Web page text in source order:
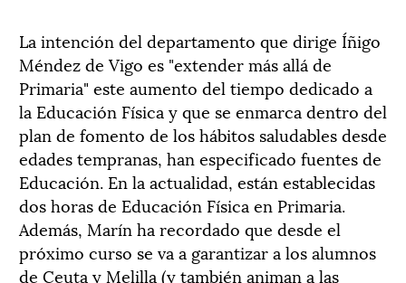
La intención del departamento que dirige Íñigo
Méndez de Vigo es "extender más allá de
Primaria" este aumento del tiempo dedicado a
la Educación Física y que se enmarca dentro del
plan de fomento de los hábitos saludables desde
edades tempranas, han especificado fuentes de
Educación. En la actualidad, están establecidas
dos horas de Educación Física en Primaria.
Además, Marín ha recordado que desde el
próximo curso se va a garantizar a los alumnos
de Ceuta y Melilla (y también animan a las